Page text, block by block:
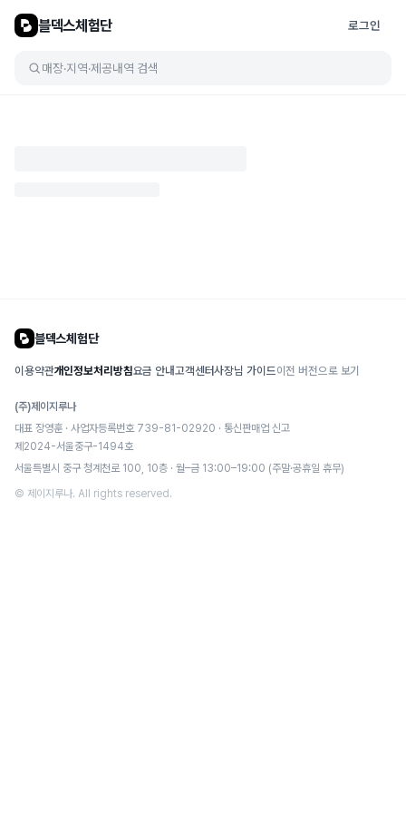
블덱스체험단 로그인
매장·지역·제공내역 검색
블덱스체험단
이용약관개인정보처리방침요금 안내고객센터사장님 가이드이전 버전으로 보기
(주)제이지루나
대표 장영훈 · 사업자등록번호 739-81-02920 · 통신판매업 신고
제2024-서울중구-1494호
서울특별시 중구 청계천로 100, 10층 · 월–금 13:00–19:00 (주말·공휴일 휴무)
© 제이지루나. All rights reserved.